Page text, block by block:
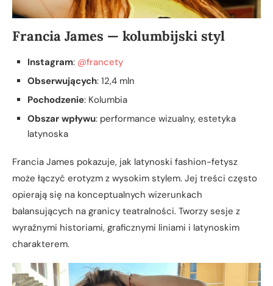
Francia James — kolumbijski styl
Instagram: @francety
Obserwujących: 12,4 mln
Pochodzenie: Kolumbia
Obszar wpływu: performance wizualny, estetyka
latynoska
Francia James pokazuje, jak latynoski fashion-fetysz
może łączyć erotyzm z wysokim stylem. Jej treści często
opierają się na konceptualnych wizerunkach
balansujących na granicy teatralności. Tworzy sesje z
wyraźnymi historiami, graficznymi liniami i latynoskim
charakterem.